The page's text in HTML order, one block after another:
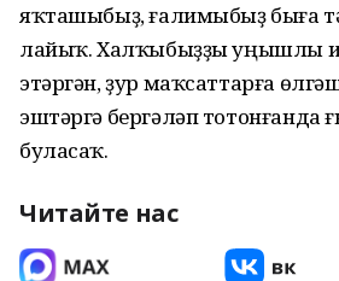
яҡташыбыҙ, ғалимыбыҙ быға
лайыҡ. Халҡыбыҙҙы уңышлы
этәргән, ҙур маҡсаттарға
эштәргә бергәләп тотонғанда
буласаҡ.
Читайте нас